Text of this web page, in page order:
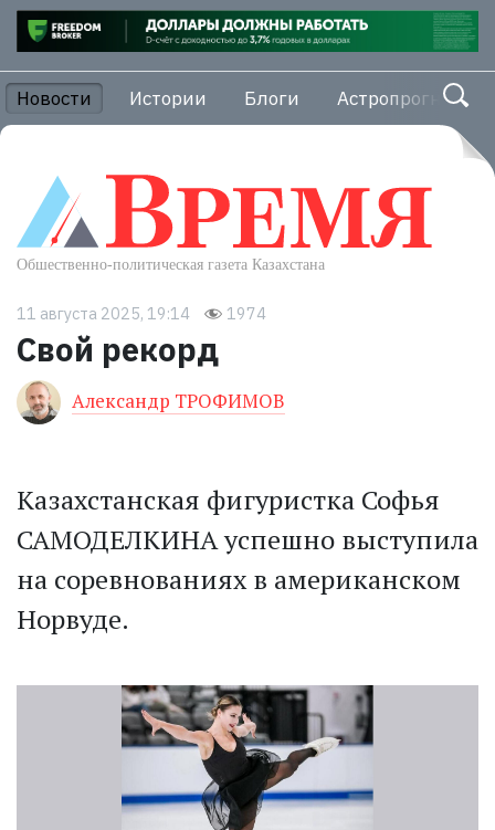
Новости Истории Блоги Астропрогноз
11 августа 2025, 19:14 1974
Свой рекорд
Александр ТРОФИМОВ
Казахстанская фигуристка Софья
САМОДЕЛКИНА успешно выступила
на соревнованиях в американском
Норвуде.